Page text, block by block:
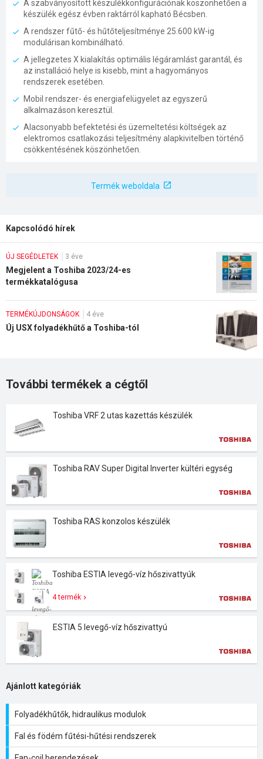
A szabványosított készülékkonfigurációnak köszönhetően a
készülék egész évben raktárról kapható Bécsben.
A rendszer fűtő- és hűtőteljesítménye 25.600 kW-ig
modulárisan kombinálható.
A jellegzetes X kialakítás optimális légáramlást garantál, és
az installáció helye is kisebb, mint a hagyományos
rendszerek esetében.
Mobil rendszer- és energiafelügyelet az egyszerű
alkalmazáson keresztül.
Alacsonyabb befektetési és üzemeltetési költségek az
elektromos csatlakozási teljesítmény alapkivitelben történő
csökkentésének köszönhetően.
Termék weboldala
Kapcsolódó hírek
ÚJ SEGÉDLETEK 3 éve
Megjelent a Toshiba 2023/24-es
termékkatalógusa
TERMÉKÚJDONSÁGOK 4 éve
Új USX folyadékhűtő a Toshiba-tól
További termékek a cégtől
Toshiba VRF 2 utas kazettás készülék
Toshiba RAV Super Digital Inverter kültéri egység
Toshiba RAS konzolos készülék
Toshiba ESTIA levegő-víz hőszivattyúk
4 termék
ESTIA 5 levegő-víz hőszivattyú
Ajánlott kategóriák
Folyadékhűtők, hidraulikus modulok
Fal és födém fűtési-hűtési rendszerek